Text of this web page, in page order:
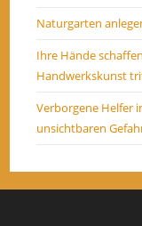
Naturgarten
Ihre Hände
Handwerkskunst
Verborgene Helfer
unsichtbaren